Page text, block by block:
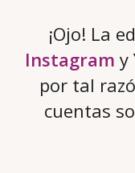
¡Ojo! La
Instagram y
por tal
cuentas